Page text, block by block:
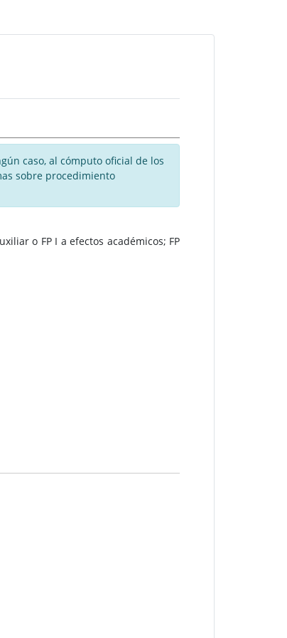
caso, al cómputo oficial de los
sobre procedimiento
o FP I a efectos académicos; FP